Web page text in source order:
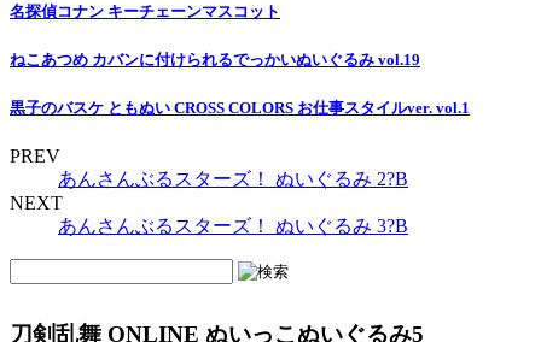
名探偵コナン キーチェーンマスコット
ねこあつめ カバンに付けられるでっかいぬいぐるみ vol.19
黒子のバスケ ともぬい CROSS COLORS お仕事スタイルver. vol.1
PREV
あんさんぶるスターズ！ ぬいぐるみ 2?B
NEXT
あんさんぶるスターズ！ ぬいぐるみ 3?B
刀剣乱舞 ONLINE ぬいっこぬいぐるみ5